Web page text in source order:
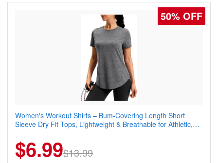
50% OFF
Women's Workout Shirts – Bum-Covering Length Short
Sleeve Dry Fit Tops, Lightweight & Breathable for Athletic,
$6.99$13.99
50% OFF
Coostar Men's Casual Dress Sneakers – Lightweight Wingtip
Oxford Style with Breathable Knit Upper, Rubber Sole & Slip-
$22.49$44.99